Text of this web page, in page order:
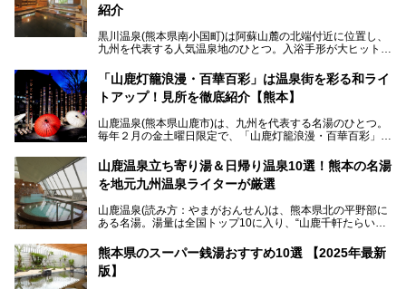
紹介
黒川温泉(熊本県南小国町)は阿蘇山麓の北端付近に位置し、
九州を代表する人気温泉地のひとつ。入浴手形が大ヒット
す。
中でも「耕きち(こうきち)の湯」は露天風呂を持たないもの
り一度廃業しましたが、2024年10月に営業再開。数多くの
温泉ファンに注目される名湯です。
今回は再開した耕きちの湯を訪問し、全浴室(男女別大浴
「山鹿灯籠浪漫・百華百彩」は温泉街を彩る和ライ
トアップ！見所を徹底紹介【熊本】
山鹿温泉(熊本県山鹿市)は、九州を代表する名湯のひとつ。
毎年２月の金土曜日限定で、「山鹿灯籠浪漫・百華百彩」
ます。和傘や竹、ろうそくなどを用いて、和情緒たっぷりの
ライトアップが無料で楽しめます。
日、の合計8日間開催。今回は地元九州在住の筆者が、その
見所を徹底紹介。併せて、その他イベントや立ち寄り湯も併
山鹿温泉立ち寄り湯＆日帰り温泉10選！熊本の名湯
を地元九州温泉ライターが厳選
山鹿温泉(読み方：やまがおんせん)は、熊本県北の平野部に
ある名湯。湯量は全国トップ10に入り、“山鹿千軒たらいな
泉質であり、お湯の良さにも定評があります。
今回は地元九州の温泉ライターの私が実際に入浴した中か
熊本県のスーパー銭湯おすすめ10選 【2025年最新
版】